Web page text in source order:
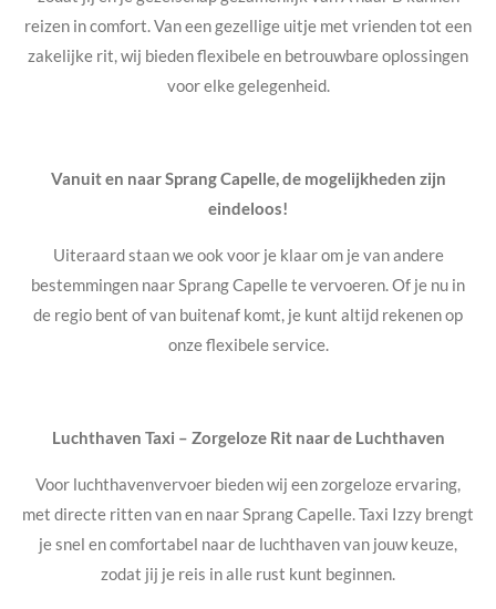
reizen in comfort. Van een gezellige uitje met vrienden tot een
zakelijke rit, wij bieden flexibele en betrouwbare oplossingen
voor elke gelegenheid.
Vanuit en naar Sprang Capelle, de mogelijkheden zijn
eindeloos!
Uiteraard staan we ook voor je klaar om je van andere
bestemmingen naar Sprang Capelle te vervoeren. Of je nu in
de regio bent of van buitenaf komt, je kunt altijd rekenen op
onze flexibele service.
Luchthaven Taxi – Zorgeloze Rit naar de Luchthaven
Voor luchthavenvervoer bieden wij een zorgeloze ervaring,
met directe ritten van en naar Sprang Capelle. Taxi Izzy brengt
je snel en comfortabel naar de luchthaven van jouw keuze,
zodat jij je reis in alle rust kunt beginnen.